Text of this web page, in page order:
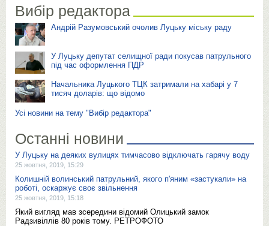
Вибір редактора
Андрій Разумовський очолив Луцьку міську раду
У Луцьку депутат селищної ради покусав патрульного
під час оформлення ПДР
Начальника Луцького ТЦК затримали на хабарі у 7
тисяч доларів: що відомо
Усі новини на тему "Вибір редактора"
Останні новини
У Луцьку на деяких вулицях тимчасово відключать гарячу воду
25 жовтня, 2019, 15:29
Колишній волинський патрульний, якого п'яним «застукали» на
роботі, оскаржує своє звільнення
25 жовтня, 2019, 15:18
Який вигляд мав зсередини відомий Олицький замок
Радзивіллів 80 років тому. РЕТРОФОТО